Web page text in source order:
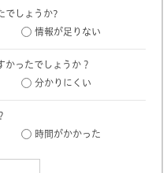
でしょうか?
情報が足りない
かったでしょうか？
分かりにくい
時間がかかった